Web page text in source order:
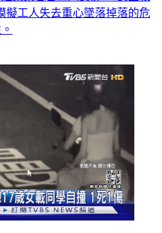
擬工人失去重心墜落掉落的危